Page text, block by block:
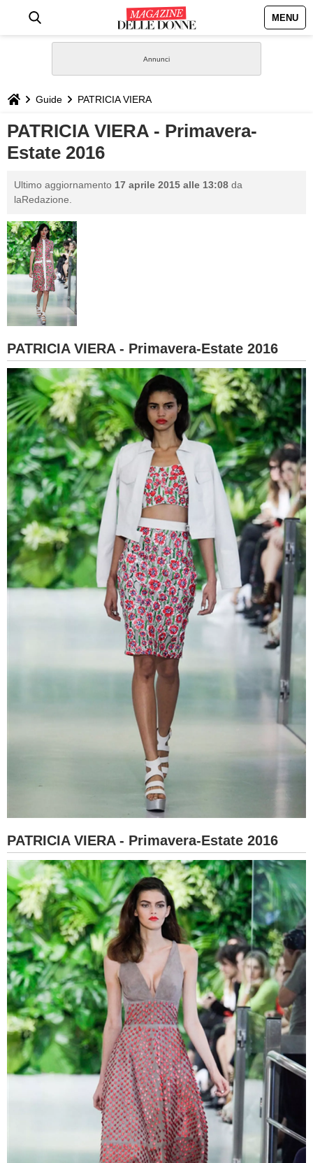
MENU
STILE
BIOGRAFIE
DEFINIZIONI
GASTRONOMIA
CAPELLI
SESSO
DIETA
GUIDE
FORUM
Guide PATRICIA VIERA
PATRICIA VIERA - Primavera-
Estate 2016
Ultimo aggiornamento 17 aprile 2015 alle 13:08 da
laRedazione.
PATRICIA VIERA - Primavera-Estate 2016
PATRICIA VIERA - Primavera-Estate 2016